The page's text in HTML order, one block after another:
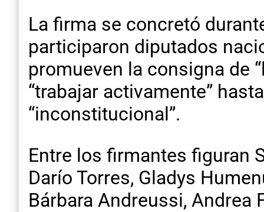
La firma se concretó
participaron diputados
promueven la consigna de
“trabajar activamente”
“inconstitucional”.
Entre los firmantes figuran
Darío Torres, Gladys
Bárbara Andreussi, Andrea